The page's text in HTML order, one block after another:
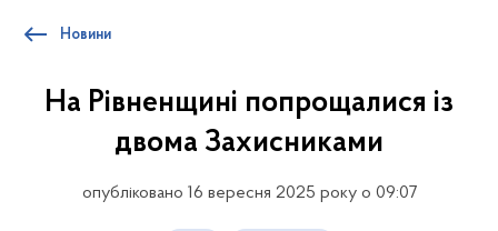
Новини
На Рівненщині попрощалися із
двома Захисниками
опубліковано 16 вересня 2025 року о 09:07